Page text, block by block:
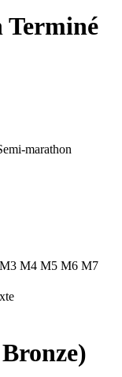
Terminé
marathon
M3 M4 M5 M6 M7